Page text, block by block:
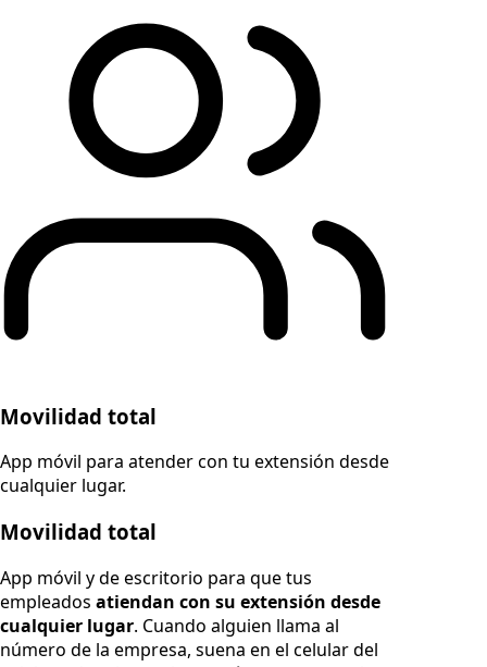
Movilidad total
App móvil para atender con tu extensión desde
cualquier lugar.
Movilidad total
App móvil y de escritorio para que tus
empleados atiendan con su extensión desde
cualquier lugar. Cuando alguien llama al
número de la empresa, suena en el celular del